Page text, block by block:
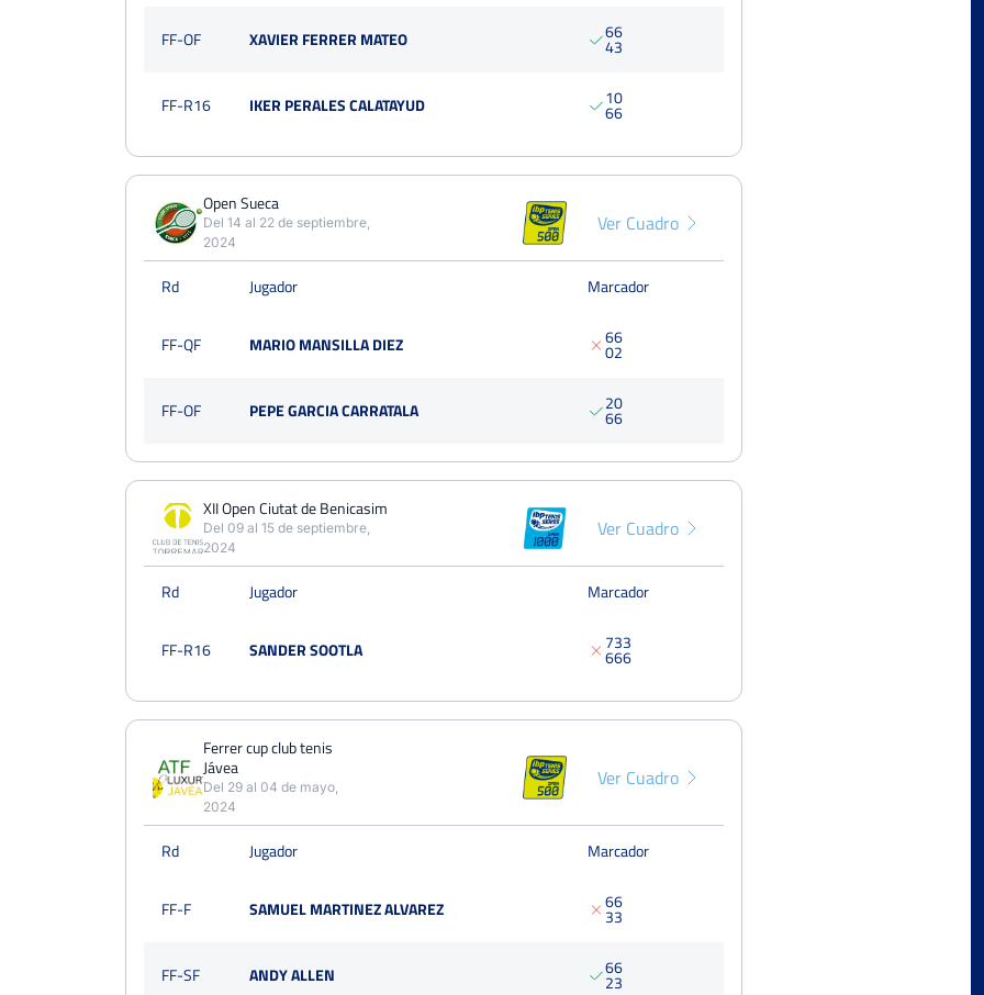
FF-OF XAVIER FERRER MATEO 6
4
6
3
FF-R16 IKER PERALES CALATAYUD 1
6
0
6
Open Sueca
Del 14 al 22 de septiembre,
2024
Ver Cuadro
Rd Jugador Marcador
FF-QF MARIO MANSILLA DIEZ 6
0
6
2
FF-OF PEPE GARCIA CARRATALA 2
6
0
6
XII Open Ciutat de Benicasim
Del 09 al 15 de septiembre,
2024
Ver Cuadro
Rd Jugador Marcador
FF-R16 SANDER SOOTLA 7
6
3
6
3
6
Ferrer cup club tenis
Jávea
Del 29 al 04 de mayo,
2024
Ver Cuadro
Rd Jugador Marcador
FF-F SAMUEL MARTINEZ ALVAREZ 6
3
6
3
FF-SF ANDY ALLEN 6
2
6
3